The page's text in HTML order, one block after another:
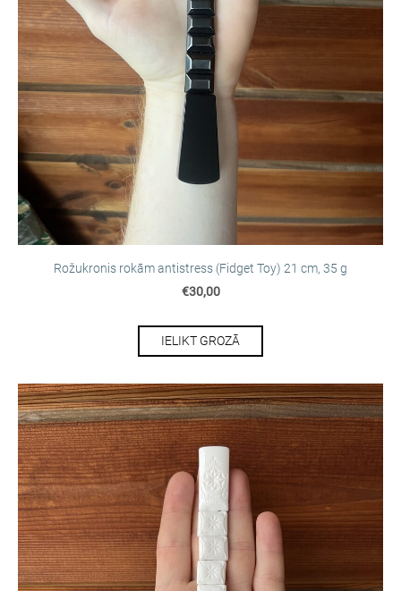
Rožukronis rokām antistress (Fidget Toy) 21 cm, 35 g
€30,00
IELIKT GROZĀ